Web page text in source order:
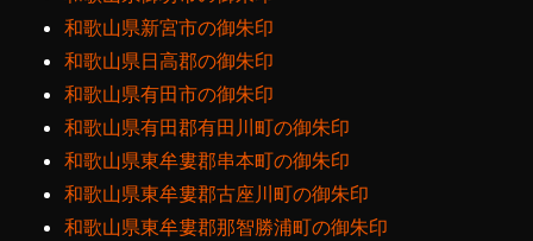
和歌山県新宮市の御朱印
和歌山県日高郡の御朱印
和歌山県有田市の御朱印
和歌山県有田郡有田川町の御朱印
和歌山県東牟婁郡串本町の御朱印
和歌山県東牟婁郡古座川町の御朱印
和歌山県東牟婁郡那智勝浦町の御朱印